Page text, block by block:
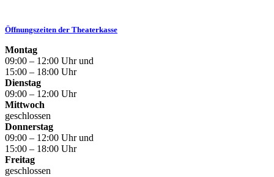
Öffnungszeiten der Theaterkasse
Montag
09:00 – 12:00 Uhr und
15:00 – 18:00 Uhr
Dienstag
09:00 – 12:00 Uhr
Mittwoch
geschlossen
Donnerstag
09:00 – 12:00 Uhr und
15:00 – 18:00 Uhr
Freitag
geschlossen